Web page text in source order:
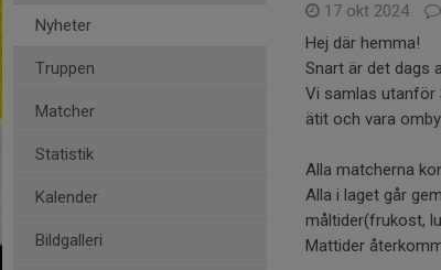
Nyheter
Truppen
Matcher
Statistik
Kalender
Bildgalleri
17 okt 2024
Hej där hemma!
Snart är det dags
Vi samlas utanför
ätit och vara
Alla matcherna
Alla i laget går
måltider(frukost,
Mattider